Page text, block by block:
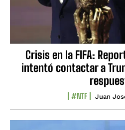
Crisis en la FIFA:
intentó contactar a
#NTF Juan